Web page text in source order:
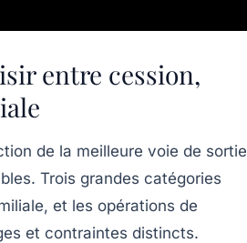
entre cession,
de la meilleure voie de sortie
Trois grandes catégories
et les opérations de
et contraintes distincts.